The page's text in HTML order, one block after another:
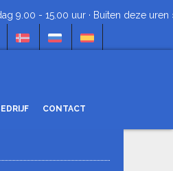
uur · Buiten deze uren »+34 620
CONTACT